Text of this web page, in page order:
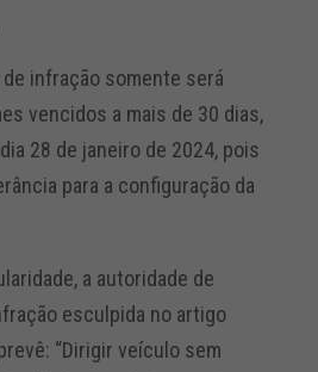
infração somente será
vencidos a mais de 30 dias,
28 de janeiro de 2024, pois
para a configuração da
a autoridade de
esculpida no artigo
“Dirigir veículo sem